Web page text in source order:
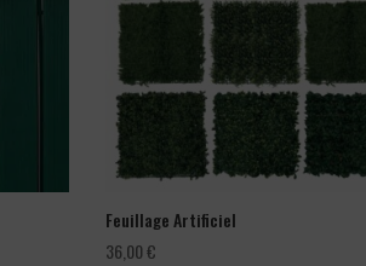
Feuillage Artificiel
36,00€